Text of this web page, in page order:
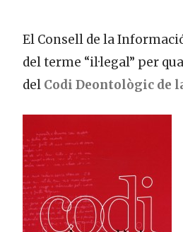
El Consell de la
del terme “il·legal” per
del Codi Deontològic de